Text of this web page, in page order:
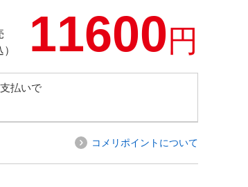
11600円
払いで
コメリポイントについて